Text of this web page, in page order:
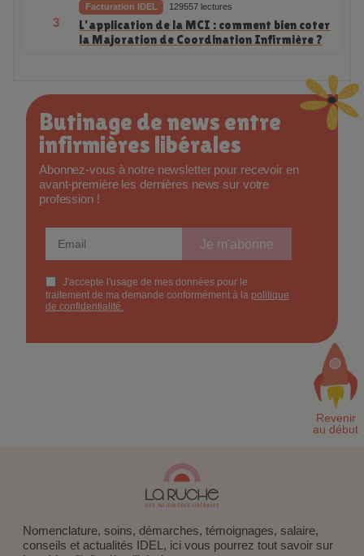
3
Facturation IDEL 129557 lectures
L’application de la MCI : comment bien coter
la Majoration de Coordination Infirmière ?
Butinage de news entre
infirmières libérales
Abonnez-vous à notre newsletter pour recevoir en
avant-première les dernières news sur votre
profession !
Nomenclature, soins, démarches, témoignages, salaire,
conseils et actualités IDEL, ici vous pourrez tout savoir sur